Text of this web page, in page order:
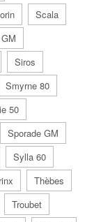
Scala
Siros
Smyrne 80
50
Sporade GM
Sylla 60
Thèbes
Troubet